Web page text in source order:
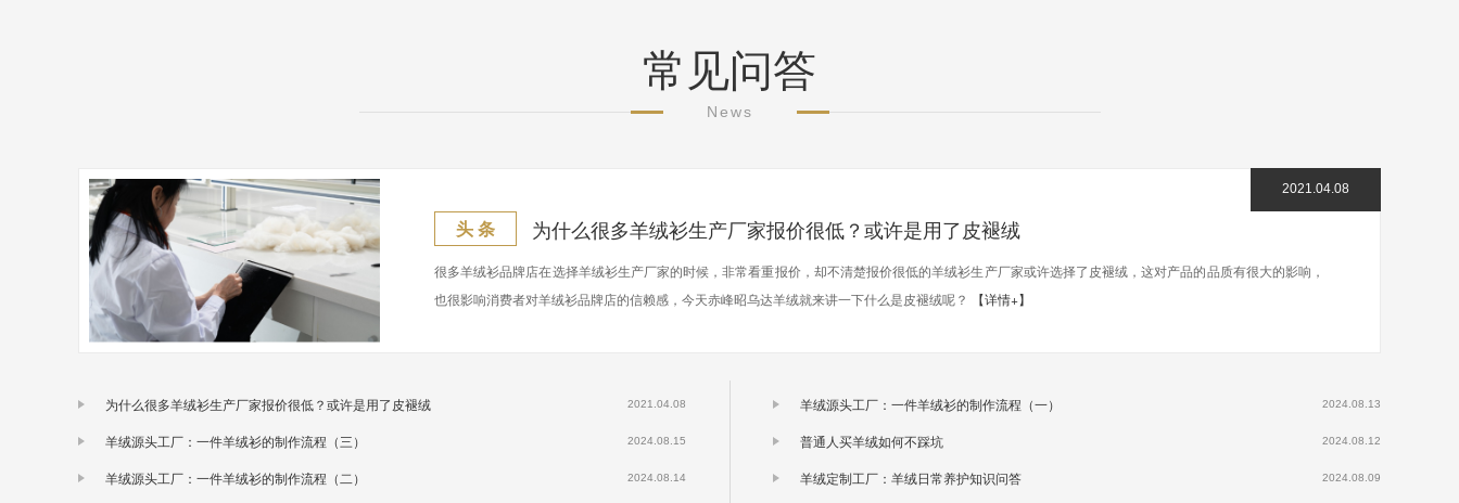
常见问答
News
2021.04.08
头 条 为什么很多羊绒衫生产厂家报价很低？或许是用了皮褪绒
很多羊绒衫品牌店在选择羊绒衫生产厂家的时候，非常看重报价，却不清楚报价很低的羊绒衫生产厂家或许选择了皮褪绒，这对产品的品质有很大的影响，
也很影响消费者对羊绒衫品牌店的信赖感，今天赤峰昭乌达羊绒就来讲一下什么是皮褪绒呢？
【详情+】
为什么很多羊绒衫生产厂家报价很低？或许是用了皮褪绒 2021.04.08
羊绒源头工厂：一件羊绒衫的制作流程（三） 2024.08.15
羊绒源头工厂：一件羊绒衫的制作流程（二） 2024.08.14
羊绒源头工厂：一件羊绒衫的制作流程（一） 2024.08.13
普通人买羊绒如何不踩坑 2024.08.12
羊绒定制工厂：羊绒日常养护知识问答 2024.08.09